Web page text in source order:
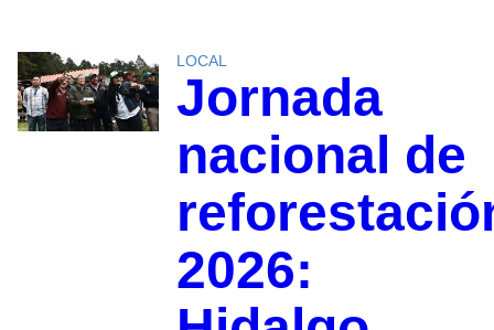
LOCAL
Jornada
nacional de
2026: